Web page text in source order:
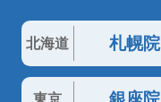
北海道 札幌院
東京